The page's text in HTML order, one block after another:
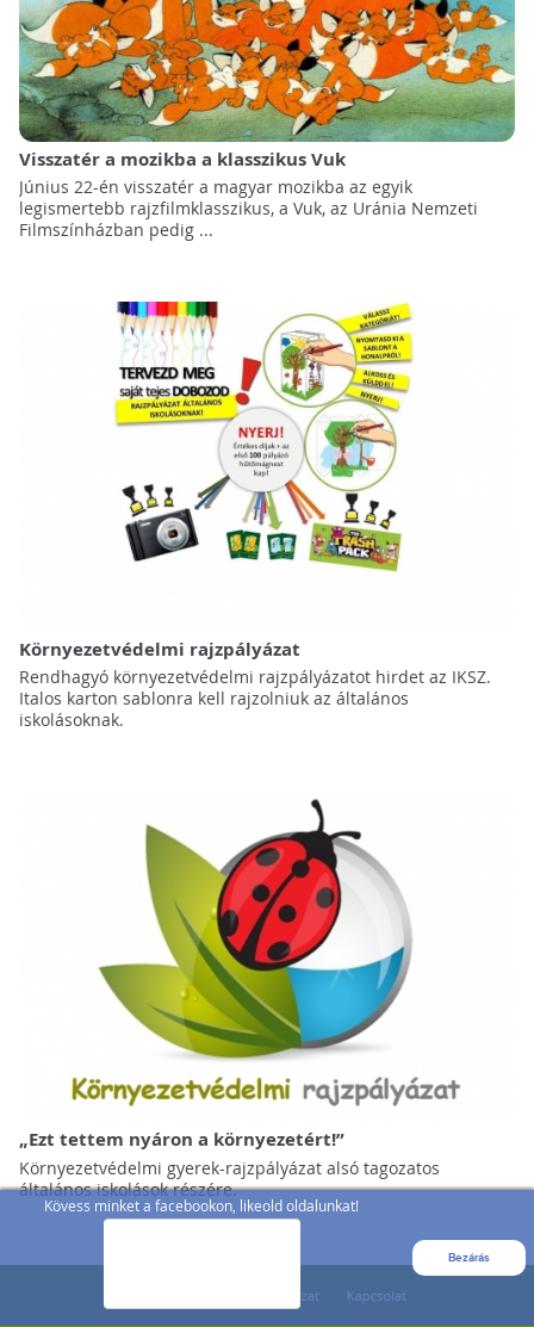
Kövess minket a facebookon, likeold oldalunkat!
Bezárás
Visszatér a mozikba a klasszikus Vuk
Június 22-én visszatér a magyar mozikba az egyik
legismertebb rajzfilmklasszikus, a Vuk, az Uránia Nemzeti
Filmszínházban pedig ...
Környezetvédelmi rajzpályázat
Rendhagyó környezetvédelmi rajzpályázatot hirdet az IKSZ.
Italos karton sablonra kell rajzolniuk az általános
iskolásoknak.
„Ezt tettem nyáron a környezetért!”
Környezetvédelmi gyerek-rajzpályázat alsó tagozatos
általános iskolások részére.